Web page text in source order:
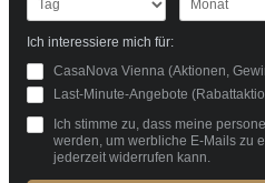
Ich interessiere mich für:
CasaNova Vienna (Aktionen,
Last-Minute-Angebote
Ich stimme zu, dass meine
werden, um werbliche E-Mails zu
jederzeit widerrufen kann.